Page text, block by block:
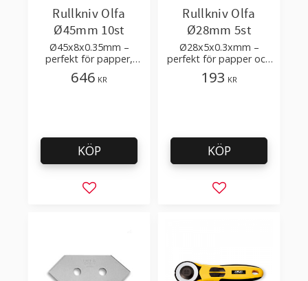
Rullkniv Olfa
Ø45mm 10st
Ø45x8x0.35mm –
perfekt för papper,
tyg,vinyl, filt, läder mm
646 KR
Lägg till i favoriter
KÖP
Rullkniv Olfa
Ø28mm 5st
Ø28x5x0.3xmm –
perfekt för papper och
textil
193 KR
Lägg till i
KÖP